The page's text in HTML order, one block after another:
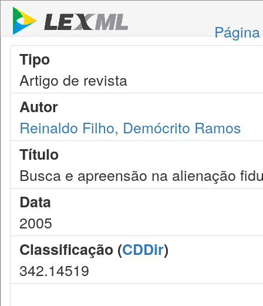
Tipo
Artigo de revista
Autor
Reinaldo Filho, Demócrito Ramos
Título
Busca e apreensão na alienação
Data
2005
Classificação (CDDir)
342.14519